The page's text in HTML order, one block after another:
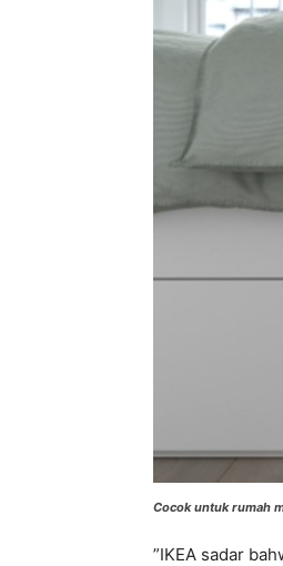
Cocok untuk rumah
”IKEA sadar